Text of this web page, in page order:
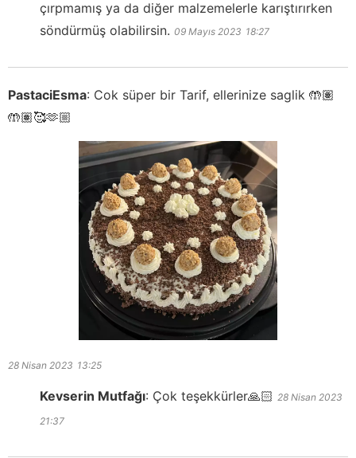
çırpmamış ya da diğer malzemelerle karıştırırken
söndürmüş olabilirsin. 09 Mayıs 2023 18:27
PastaciEsma: Cok süper bir Tarif, ellerinize saglik 🤲🏽
🤲🏽🥰🫶🏼
28 Nisan 2023 13:25
Kevserin Mutfağı: Çok teşekkürler🙏🏻 28 Nisan 2023
21:37